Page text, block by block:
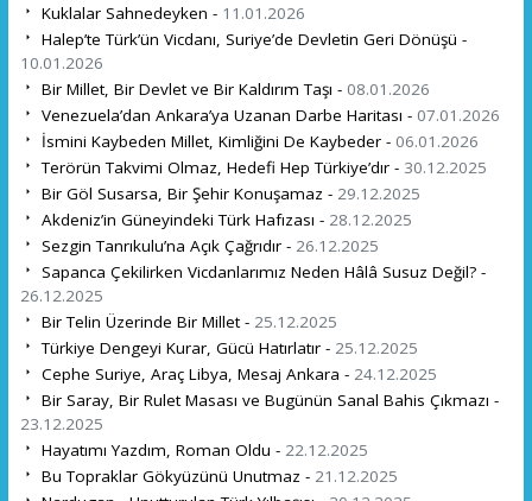
Kuklalar Sahnedeyken - 11.01.2026
Halep’te Türk’ün Vicdanı, Suriye’de Devletin Geri Dönüşü -
10.01.2026
Bir Millet, Bir Devlet ve Bir Kaldırım Taşı - 08.01.2026
Venezuela’dan Ankara’ya Uzanan Darbe Haritası - 07.01.2026
İsmini Kaybeden Millet, Kimliğini De Kaybeder - 06.01.2026
Terörün Takvimi Olmaz, Hedefi Hep Türkiye’dır - 30.12.2025
Bir Göl Susarsa, Bir Şehir Konuşamaz - 29.12.2025
Akdeniz’in Güneyindeki Türk Hafızası - 28.12.2025
Sezgin Tanrıkulu’na Açık Çağrıdır - 26.12.2025
Sapanca Çekilirken Vicdanlarımız Neden Hâlâ Susuz Değil? -
26.12.2025
Bir Telin Üzerinde Bir Millet - 25.12.2025
Türkiye Dengeyi Kurar, Gücü Hatırlatır - 25.12.2025
Cephe Suriye, Araç Libya, Mesaj Ankara - 24.12.2025
Bir Saray, Bir Rulet Masası ve Bugünün Sanal Bahis Çıkmazı -
23.12.2025
Hayatımı Yazdım, Roman Oldu - 22.12.2025
Bu Topraklar Gökyüzünü Unutmaz - 21.12.2025